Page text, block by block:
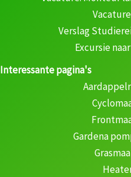
Verslag
Excursie
Interessante pagina's
Gardena